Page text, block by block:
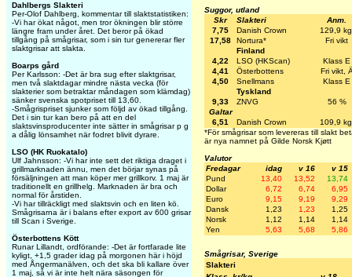
Dahlbergs Slakteri
Per-Olof Dahlberg, kommentar till slaktstatistiken:
-Vi har ökat något, men tror ökningen blir större
längre fram under året. Det beror på ökad
tillgång på smågrisar, som i sin tur genererar fler
slaktgrisar att slakta.
Boarps gård
Per Karlsson: -Det är bra sug efter slaktgrisar,
men två slaktdagar mindre nästa vecka (för
slakterier som betraktar måndagen som klämdag)
sänker svenska spotpriset till 13,60.
-Smågrispriset sjunker som följd av ökad tillgång.
Det i sin tur kan bero på att en del
slaktsvinsproducenter inte sätter in smågrisar p g
a dålig lönsamhet när fodret blivit dyrare.
LSO (HK Ruokatalo)
Ulf Jahnsson: -Vi har inte sett det riktiga draget i
grillmarknaden ännu, men det börjar synas på
försäljningen att man köper mer grillkorv. 1 maj är
traditionellt en grillhelg. Marknaden är bra och
normal för årstiden.
-Vi har tillräckligt med slaktsvin och en liten kö.
Smågrisarna är i balans efter export av 600 grisar
till Scan i Sverige.
Österbottens Kött
Runar Lillandt, ordförande: -Det är fortfarade lite
kyligt, +1,5 grader idag på morgonen här i höjd
med Ångermanälven, och det ska bli kallare över
1 maj, så vi är inte helt nära säsongen för
Suggor, utland
Skr
Slakteri
Anm.
7,75
Danish Crown
129,9
17,58
Nortura*
Fri vikt
Finland
4,22
LSO (HKScan)
Klass E
4,41
Österbottens
Fri vikt,
4,50
Snellmans
Klass E
Tyskland
9,33
ZNVG
56 %
Galtar
6,51
Danish Crown
109,9
*För smågrisar som levereras till slakt
är nya namnet på Gilde Norsk Kjøtt
Valutor
Fredagar
idag v 16
v 15
Pund
13,40 13,52
13,74
Dollar
6,72 6,74
6,95
Euro
9,15 9,19
9,29
Dansk
1,23 1,23
1,25
Norsk
1,12 1,14
1,14
Yen
5,63 5,68 5,86
Smågrisar, Sverige
Slakteri